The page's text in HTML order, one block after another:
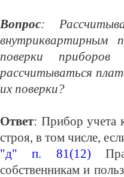
Вопрос:
внутриквартирным
поверки
рассчитываться
их поверки?
Ответ: Прибор учета
строя, в том числе,
"д" п. 81(12)
собственникам и